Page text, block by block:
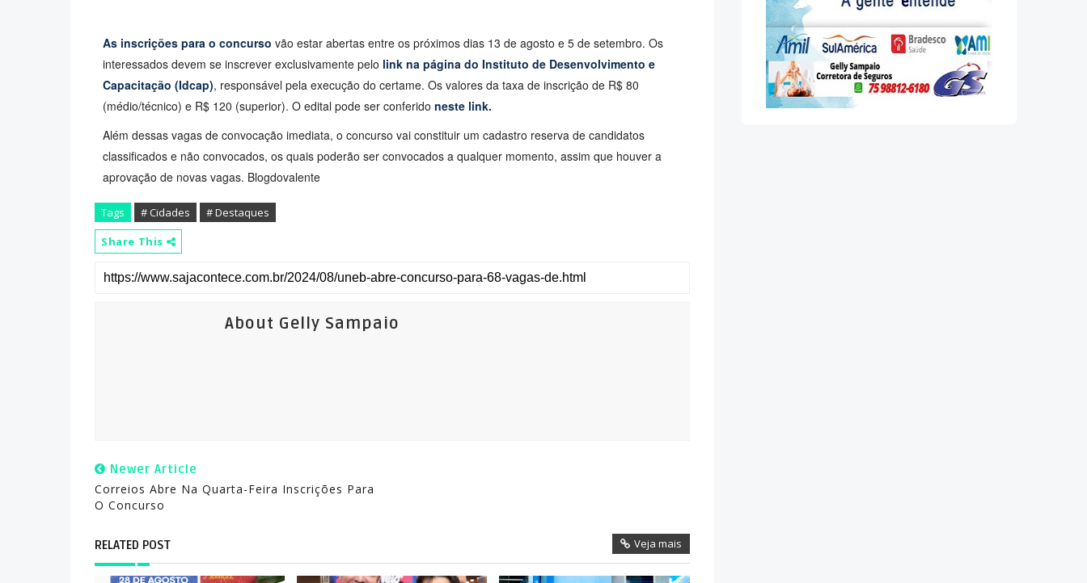
As inscrições para o concurso vão estar abertas entre os próximos dias 13 de agosto e 5 de setembro. Os
interessados devem se inscrever exclusivamente pelo link na página do Instituto de Desenvolvimento e
Capacitação (Idcap), responsável pela execução do certame. Os valores da taxa de inscrição de R$ 80
(médio/técnico) e R$ 120 (superior). O edital pode ser conferido neste link.
Além dessas vagas de convocação imediata, o concurso vai constituir um cadastro reserva de candidatos
classificados e não convocados, os quais poderão ser convocados a qualquer momento, assim que houver a
aprovação de novas vagas. Blogdovalente
Tags # Cidades
# Destaques
Share This
About Gelly Sampaio
Newer Article
Correios Abre Na Quarta-Feira Inscrições Para
O Concurso
RELATED POST Veja mais